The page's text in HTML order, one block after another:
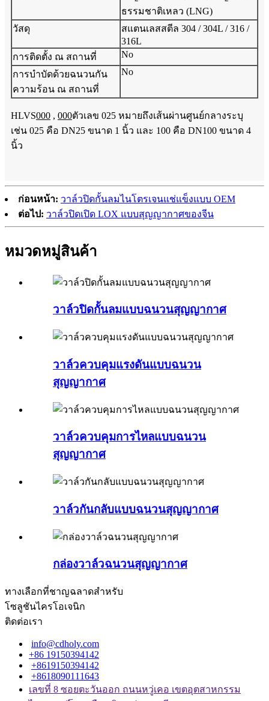
ธรรมชาติเหลว (LNG)
วัสดุ
สแตนเลสสตีล 304 / 304L / 316 /
316L
การติดตั้ง ณ สถานที่
No
การบำบัดด้วยฉนวนกัน
ความร้อน ณ สถานที่
No
HLVS000 , 000ตัวเลข 025 หมายถึงเส้นผ่านศูนย์กลางระบุ
เช่น 025 คือ DN25 ขนาด 1 นิ้ว และ 100 คือ DN100 ขนาด 4
นิ้ว
ก่อนหน้า: วาล์วปิดกั้นลมไนโตรเจนแช่แข็งแบบ OEM
ต่อไป: วาล์วปิดเปิด LOX แบบสุญญากาศของจีน
หมวดหมู่สินค้า
วาล์วปิดกั้นลมแบบฉนวนสุญญากาศ
วาล์วควบคุมแรงดันแบบฉนวน
สุญญากาศ
วาล์วควบคุมการไหลแบบฉนวน
สุญญากาศ
วาล์วกันกลับแบบฉนวนสุญญากาศ
กล่องวาล์วฉนวนสุญญากาศ
ทางเลือกที่ชาญฉลาดสำหรับ
โซลูชันไครโอเจนิก
ติดต่อเรา
info@cdholy.com
+86 19150394142
+8619150394142
+8618090111643
เลขที่ 8 ซอยตะวันออก ถนนหวู่เคอ เขตอุตสาหกรรม